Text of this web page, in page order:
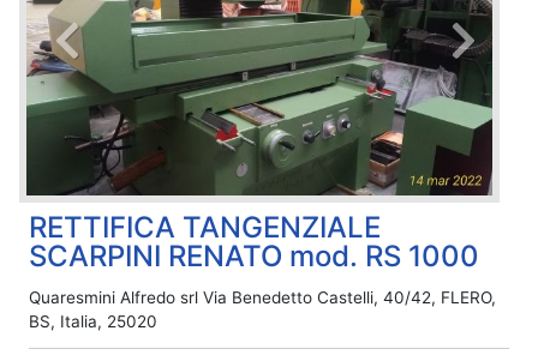
RETTIFICA TANGENZIALE
SCARPINI RENATO mod. RS 1000
Quaresmini Alfredo srl Via Benedetto Castelli, 40/42, FLERO,
BS, Italia, 25020